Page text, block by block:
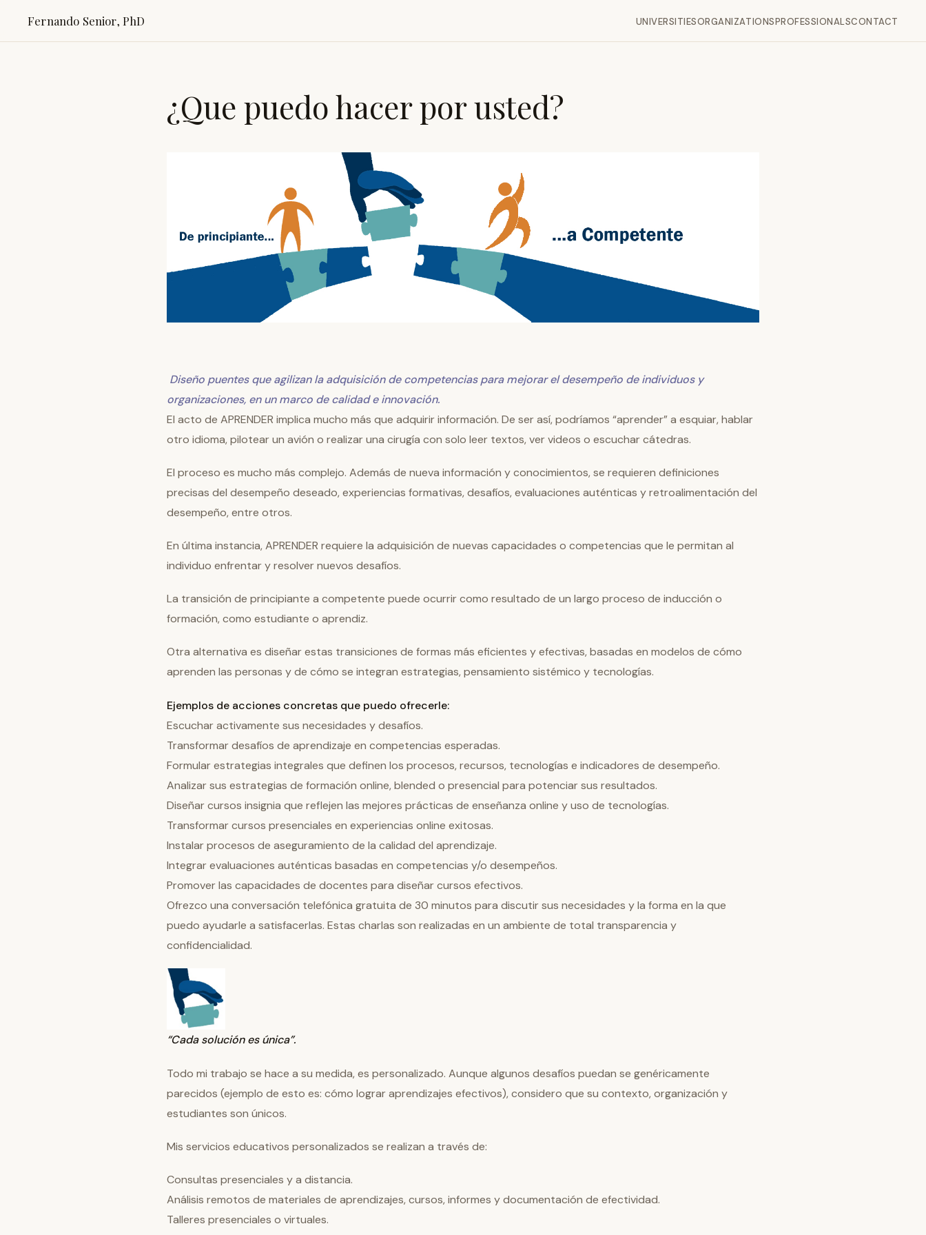
Fernando Senior, PhD UNIVERSITIESORGANIZATIONSPROFESSIONALSCONTACT
¿Que puedo hacer por usted?
Diseño puentes que agilizan la adquisición de competencias para mejorar el desempeño de individuos y
organizaciones, en un marco de calidad e innovación.
El acto de APRENDER implica mucho más que adquirir información. De ser así, podríamos “aprender” a esquiar, hablar
otro idioma, pilotear un avión o realizar una cirugía con solo leer textos, ver videos o escuchar cátedras.
El proceso es mucho más complejo. Además de nueva información y conocimientos, se requieren definiciones
precisas del desempeño deseado, experiencias formativas, desafíos, evaluaciones auténticas y retroalimentación del
desempeño, entre otros.
En última instancia, APRENDER requiere la adquisición de nuevas capacidades o competencias que le permitan al
individuo enfrentar y resolver nuevos desafíos.
La transición de principiante a competente puede ocurrir como resultado de un largo proceso de inducción o
formación, como estudiante o aprendiz.
Otra alternativa es diseñar estas transiciones de formas más eficientes y efectivas, basadas en modelos de cómo
aprenden las personas y de cómo se integran estrategias, pensamiento sistémico y tecnologías.
Ejemplos de acciones concretas que puedo ofrecerle:
Escuchar activamente sus necesidades y desafíos.
Transformar desafíos de aprendizaje en competencias esperadas.
Formular estrategias integrales que definen los procesos, recursos, tecnologías e indicadores de desempeño.
Analizar sus estrategias de formación online, blended o presencial para potenciar sus resultados.
Diseñar cursos insignia que reflejen las mejores prácticas de enseñanza online y uso de tecnologías.
Transformar cursos presenciales en experiencias online exitosas.
Instalar procesos de aseguramiento de la calidad del aprendizaje.
Integrar evaluaciones auténticas basadas en competencias y/o desempeños.
Promover las capacidades de docentes para diseñar cursos efectivos.
Ofrezco una conversación telefónica gratuita de 30 minutos para discutir sus necesidades y la forma en la que
puedo ayudarle a satisfacerlas. Estas charlas son realizadas en un ambiente de total transparencia y
confidencialidad.
“Cada solución es única”.
Todo mi trabajo se hace a su medida, es personalizado. Aunque algunos desafíos puedan se genéricamente
parecidos (ejemplo de esto es: cómo lograr aprendizajes efectivos), considero que su contexto, organización y
estudiantes son únicos.
Mis servicios educativos personalizados se realizan a través de:
Consultas presenciales y a distancia.
Análisis remotos de materiales de aprendizajes, cursos, informes y documentación de efectividad.
Talleres presenciales o virtuales.